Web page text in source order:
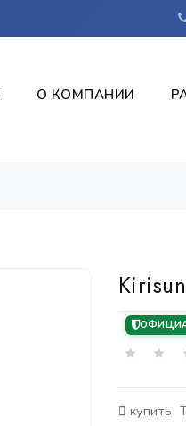
О КОМПАНИИ
купить,